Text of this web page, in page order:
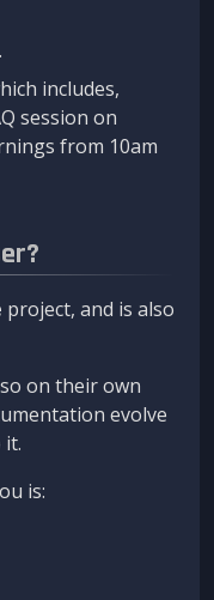
.
includes,
session on
from 10am
project, and is also
on their own
evolve
is: